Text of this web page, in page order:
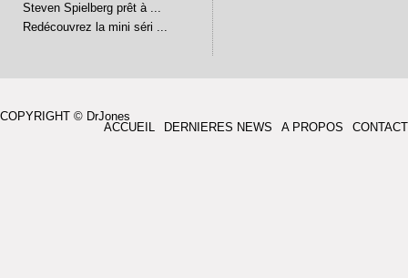
Steven Spielberg prêt à ...
Redécouvrez la mini séri ...
COPYRIGHT © DrJones
ACCUEIL
DERNIERES NEWS A PROPOS CONTACT